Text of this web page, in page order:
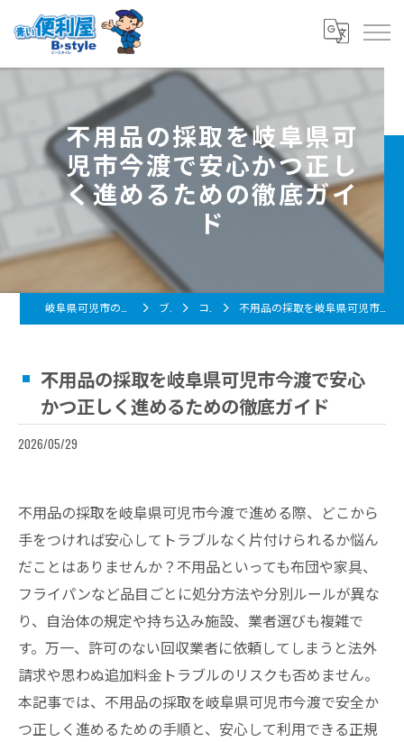
不用品の採取を岐阜県可
児市今渡で安心かつ正し
く進めるための徹底ガイ
ド
ブログ コラム 不用品の採取を岐阜県可児市今渡で安心かつ正しく進めるための徹底ガイド
不用品の採取を岐阜県可児市今渡で安心
かつ正しく進めるための徹底ガイド
2026/05/29
不用品の採取を岐阜県可児市今渡で進める際、どこから
手をつければ安心してトラブルなく片付けられるか悩ん
だことはありませんか？不用品といっても布団や家具、
フライパンなど品目ごとに処分方法や分別ルールが異な
り、自治体の規定や持ち込み施設、業者選びも複雑で
す。万一、許可のない回収業者に依頼してしまうと法外
請求や思わぬ追加料金トラブルのリスクも否めません。
本記事では、不用品の採取を岐阜県可児市今渡で安全か
つ正しく進めるための手順と、安心して利用できる正規